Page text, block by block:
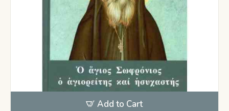
Add to Cart